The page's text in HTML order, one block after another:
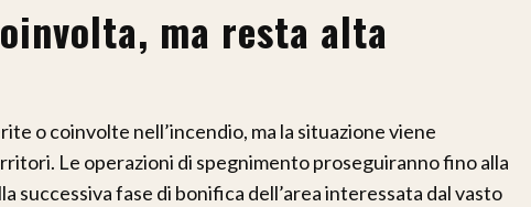
ma resta alta
o coinvolte nell’incendio, ma la situazione viene
Le operazioni di spegnimento proseguiranno fino alla
successiva fase di bonifica dell’area interessata dal vasto